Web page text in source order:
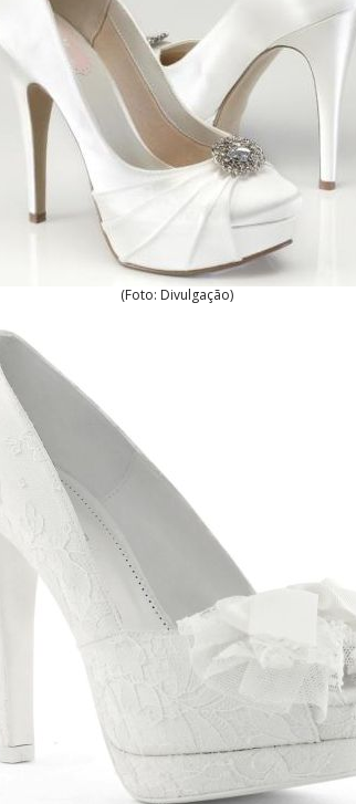
(Foto: Divulgação)